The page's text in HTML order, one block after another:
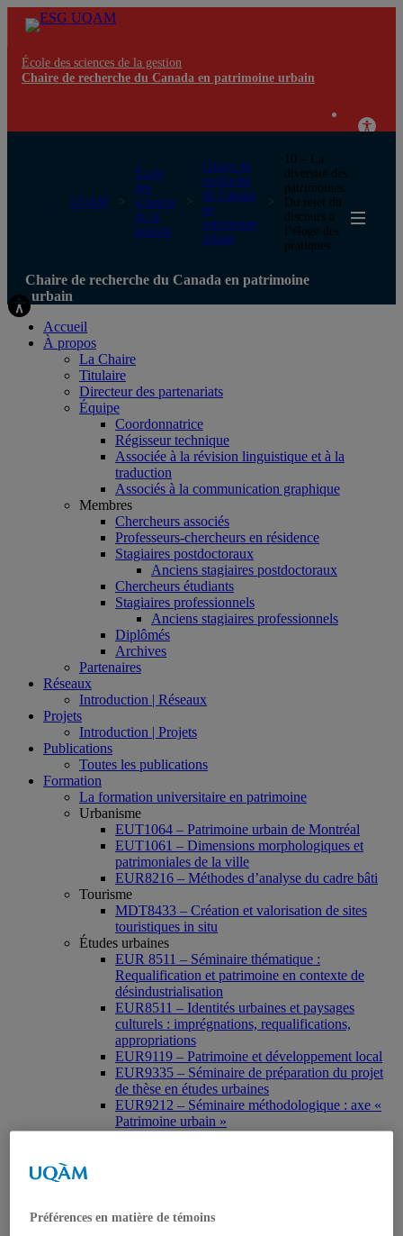
École des sciences de la gestion
Chaire de recherche du Canada en patrimoine urbain
UQAM
École
des
sciences
de la
gestion
Chaire de
recherche
du Canada
en
patrimoine
urbain
10 – La
diversité des
patrimoines.
Du rejet du
discours à
l’éloge des
pratiques
Chaire de recherche du Canada en patrimoine
urbain
Accueil
À propos
La Chaire
Titulaire
Directeur des partenariats
Équipe
Coordonnatrice
Régisseur technique
Associée à la révision linguistique et à la
traduction
Associés à la communication graphique
Membres
Chercheurs associés
Professeurs-chercheurs en résidence
Stagiaires postdoctoraux
Anciens stagiaires postdoctoraux
Chercheurs étudiants
Stagiaires professionnels
Anciens stagiaires professionnels
Diplômés
Archives
Partenaires
Réseaux
Introduction | Réseaux
Projets
Introduction | Projets
Publications
Toutes les publications
Formation
La formation universitaire en patrimoine
Urbanisme
EUT1064 – Patrimoine urbain de Montréal
EUT1061 – Dimensions morphologiques et
patrimoniales de la ville
EUR8216 – Méthodes d’analyse du cadre bâti
Tourisme
MDT8433 – Création et valorisation de sites
touristiques in situ
Études urbaines
EUR 8511 – Séminaire thématique :
Requalification et patrimoine en contexte de
désindustrialisation
EUR8511 – Identités urbaines et paysages
culturels : imprégnations, requalifications,
appropriations
EUR9119 – Patrimoine et développement local
EUR9335 – Séminaire de préparation du projet
de thèse en études urbaines
EUR9212 – Séminaire méthodologique : axe «
Patrimoine urbain »
Muséologie, médiation et patrimoine
HAR2644 – Animation, communications,
Préférences en matière de témoins